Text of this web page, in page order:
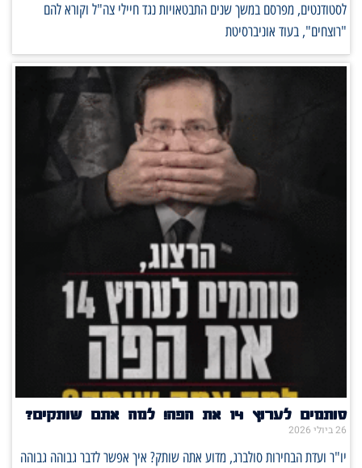
לסטודנטים, מפרסם במשך שנים התבטאויות נגד חיילי צה"ל וקורא להם
"רוצחים", בעוד אוניברסיטת
סותמים לערוץ 14 את הפה! למה אתם שותקים?
26 ביולי 2026
יו"ר ועדת הבחירות סולברג, מדוע אתה שותק? איך אפשר לדבר גבוהה גבוהה